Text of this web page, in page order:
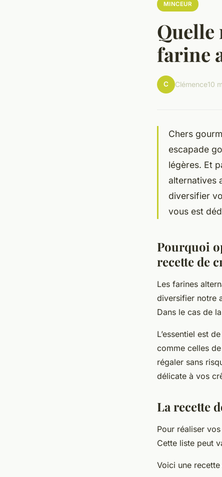
MINCEUR
Quelle
farine
C Clémence10
Chers
escapade
légères. Et
alternatives
diversifier
vous est
Pourquoi
recette de
Les farines
diversifier notre
Dans le cas de
L’essentiel est
comme celles
régaler sans
délicate à vos
La recette
Pour réaliser
Cette liste peut
Voici une